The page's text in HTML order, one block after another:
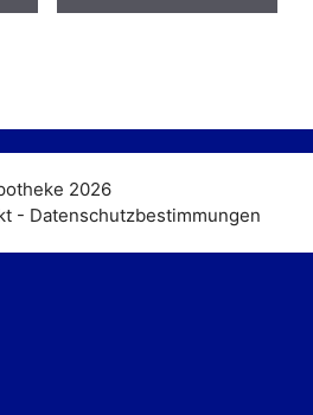
2026
- Datenschutzbestimmungen